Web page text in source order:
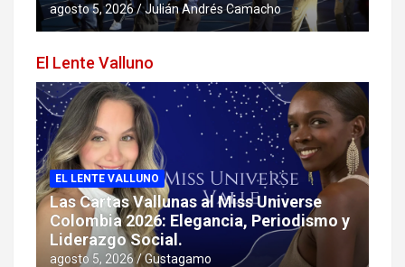
agosto 5, 2026 Julián Andrés Camacho
El Lente Valluno
EL LENTE VALLUNO
Las Cartas Vallunas al Miss Universe
Colombia 2026: Elegancia, Periodismo y
Liderazgo Social.
agosto 5, 2026 Gustagamo